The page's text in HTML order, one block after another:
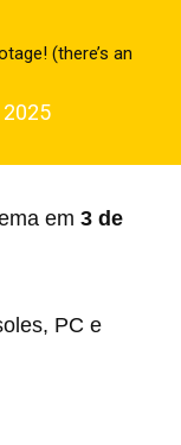
(there’s an
2025
em3 de
PC e